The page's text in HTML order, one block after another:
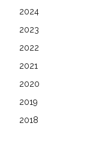
2024
2023
2022
2021
2020
2019
2018